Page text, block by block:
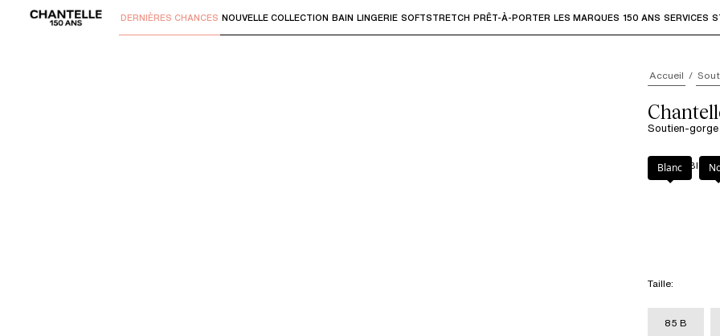
Utilisez "Flèche bas" ou "Entrer" pour accéder aux sous-menus et "Flèche haut" ou "Échap" pour
DERNIÈRES CHANCES NOUVELLE COLLECTION BAIN LINGERIE SOFTSTRETCH PRÊT-À-PORTER LES MARQUES 150 ANS SERVICES
Accueil
Soutien-
Couleur Blanc
Blanc
Taille:
85 B